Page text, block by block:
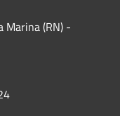
Marina (RN) -